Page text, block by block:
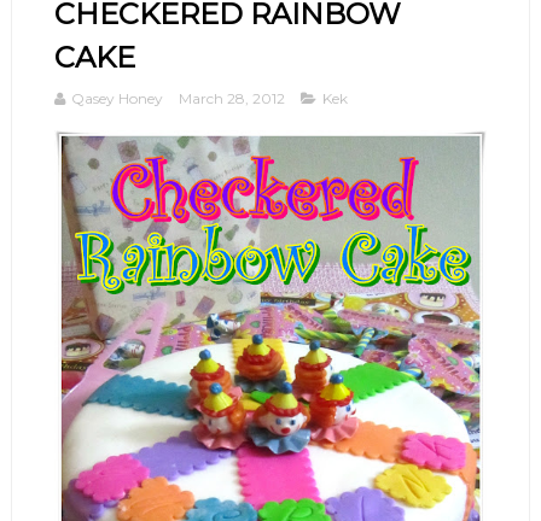
CHECKERED RAINBOW
CAKE
Qasey Honey March 28, 2012 Kek